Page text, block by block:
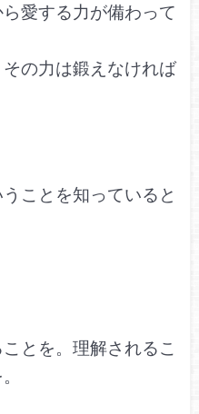
愛する力が備わって
の力は鍛えなければ
ことを知っていると
とを。理解されるこ